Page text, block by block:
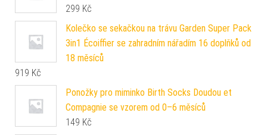
299 Kč
Kolečko se sekačkou na trávu Garden Super Pack
3in1 Écoiffier se zahradním nářadím 16 doplňků od
18 měsíců
919 Kč
Ponožky pro miminko Birth Socks Doudou et
Compagnie se vzorem od 0–6 měsíců
149 Kč